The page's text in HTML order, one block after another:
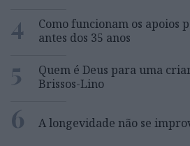
4
Como funcionam os apoios
antes dos 35 anos
5
Quem é Deus para uma
Brissos-Lino
6 A longevidade não se